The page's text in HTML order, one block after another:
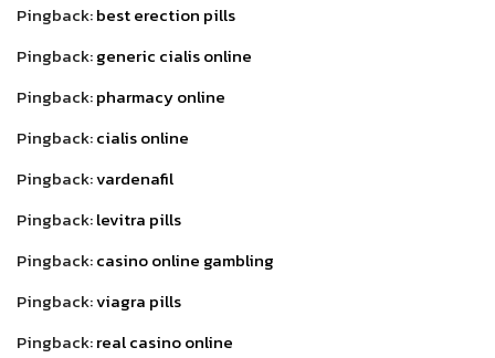
Pingback:best erection pills
Pingback:generic cialis online
Pingback:pharmacy online
Pingback:cialis online
Pingback:vardenafil
Pingback:levitra pills
Pingback:casino online gambling
Pingback:viagra pills
Pingback:real casino online